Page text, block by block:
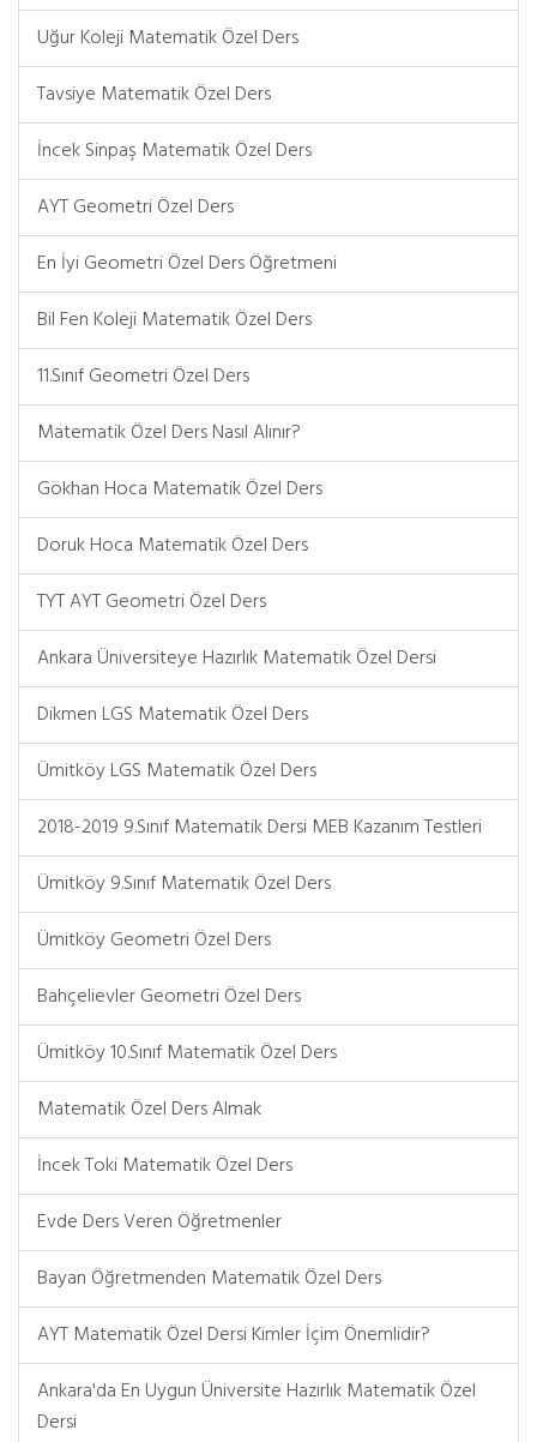
Uğur Koleji Matematik Özel Ders
Tavsiye Matematik Özel Ders
İncek Sinpaş Matematik Özel Ders
AYT Geometri Özel Ders
En İyi Geometri Özel Ders Öğretmeni
Bil Fen Koleji Matematik Özel Ders
11.Sınıf Geometri Özel Ders
Matematik Özel Ders Nasıl Alınır?
Gökhan Hoca Matematik Özel Ders
Doruk Hoca Matematik Özel Ders
TYT AYT Geometri Özel Ders
Ankara Üniversiteye Hazırlık Matematik Özel Dersi
Dikmen LGS Matematik Özel Ders
Ümitköy LGS Matematik Özel Ders
2018-2019 9.Sınıf Matematik Dersi MEB Kazanım Testleri
Ümitköy 9.Sınıf Matematik Özel Ders
Ümitköy Geometri Özel Ders
Bahçelievler Geometri Özel Ders
Ümitköy 10.Sınıf Matematik Özel Ders
Matematik Özel Ders Almak
İncek Toki Matematik Özel Ders
Evde Ders Veren Öğretmenler
Bayan Öğretmenden Matematik Özel Ders
AYT Matematik Özel Dersi Kimler İçim Önemlidir?
Ankara'da En Uygun Üniversite Hazırlık Matematik Özel
Dersi